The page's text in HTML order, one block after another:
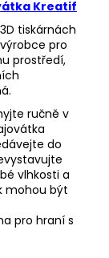
Kreatif
tiskárnách
pro
prostředí,
ručně v
do
vlhkosti a
mohou být
pro hraní s